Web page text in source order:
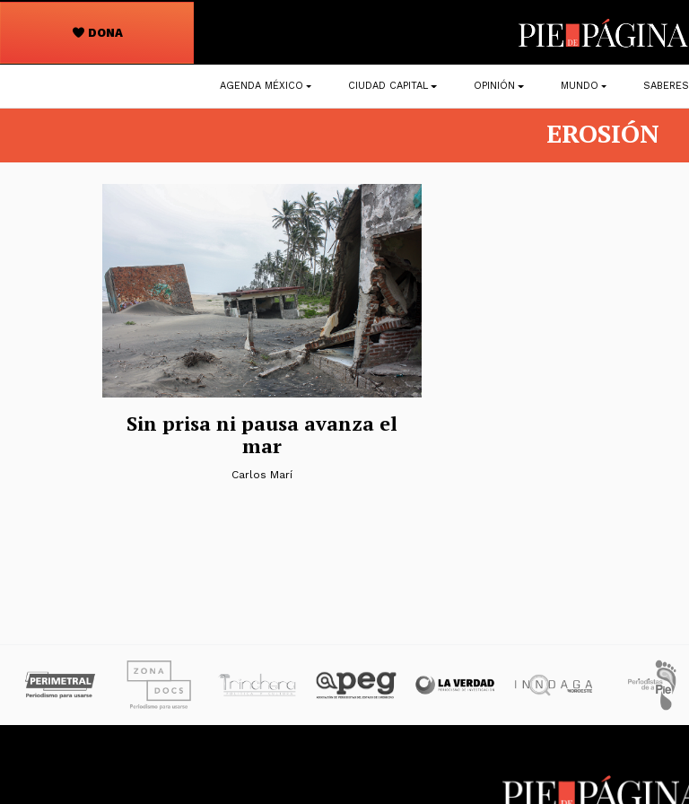
DONA
Navegación
principal
AGENDA MÉXICO CIUDAD CAPITAL OPINIÓN MUNDO SABERES
EROSIÓN
Sin prisa ni pausa avanza el
mar
Carlos Marí